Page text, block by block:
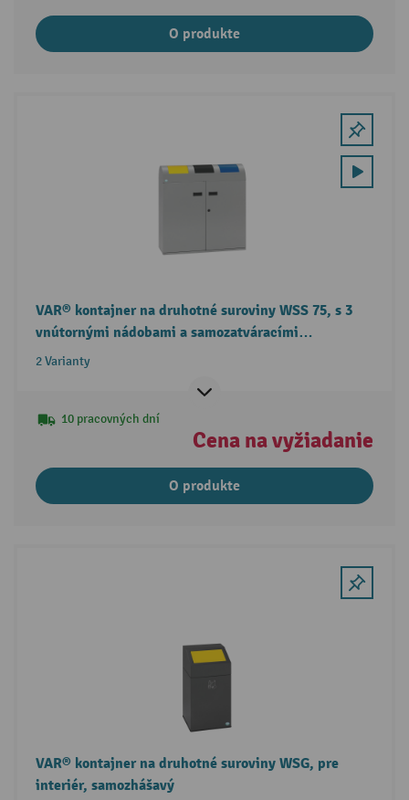
O produkte
VAR® kontajner na druhotné suroviny WSS 75, s 3
vnútornými nádobami a samozatváracími
vhadzovacími klapkami
2 Varianty
10 pracovných dní
Cena na vyžiadanie
O produkte
VAR® kontajner na druhotné suroviny WSG, pre
interiér, samozhášavý